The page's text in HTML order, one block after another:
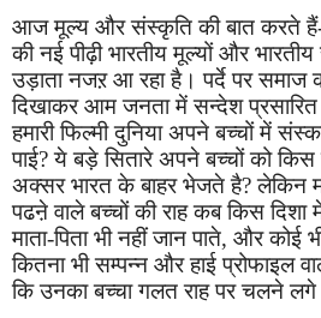
आज मूल्य और संस्कृति की बात करते हैं-
की नई पीढ़ी भारतीय मूल्यों और
उड़ाता नजऱ आ रहा है। पर्दे पर समाज
दिखाकर आम जनता में सन्देश
हमारी फिल्मी दुनिया अपने बच्चों में
पाई?ये बड़े सितारे अपने बच्चों को किस
अक्सर भारत के बाहर भेजते है?लेकिन
पढऩे वाले बच्चों की राह कब किस दिशा
माता-पिता भी नहीं जान पाते, और कोई
कितना भी सम्पन्न और हाई प्रोफाइल
कि उनका बच्चा गलत राह पर चलने